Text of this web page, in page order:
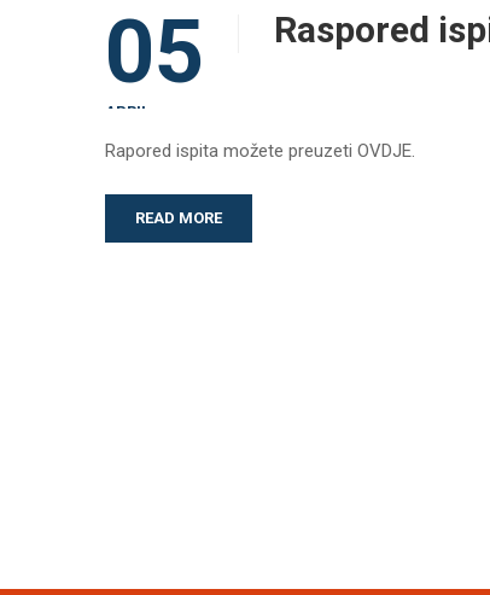
05
APRIL
Raspored
Rapored ispita možete preuzeti OVDJE.
READ MORE